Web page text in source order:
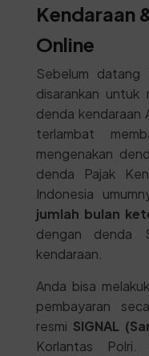
Kendaraan
Online
Sebelum datang
disarankan
denda kendaraan
terlambat
mengenakan
denda Pajak
Indonesia
jumlah bulan
dengan denda
kendaraan.
Anda bisa
pembayaran
resmi SIGNAL
Korlantas Polri.